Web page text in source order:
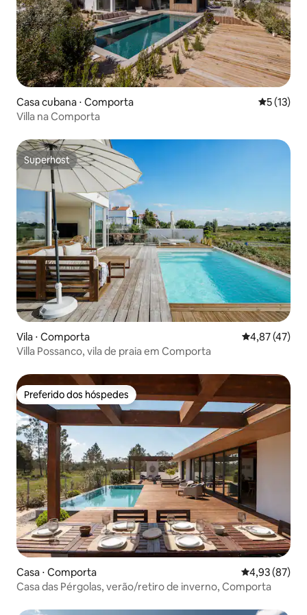
Casa cubana ⋅ Comporta 5 de uma
5 (13)
Villa na Comporta
Superhost
Superhost
Vila ⋅ Comporta 4,87 de uma
4,87 (47)
Villa Possanco, vila de praia em Comporta
Preferido dos hóspedes
Preferido dos hóspedes
Casa ⋅ Comporta 4,93 de uma
4,93 (87)
Casa das Pérgolas, verão/retiro de inverno, Comporta